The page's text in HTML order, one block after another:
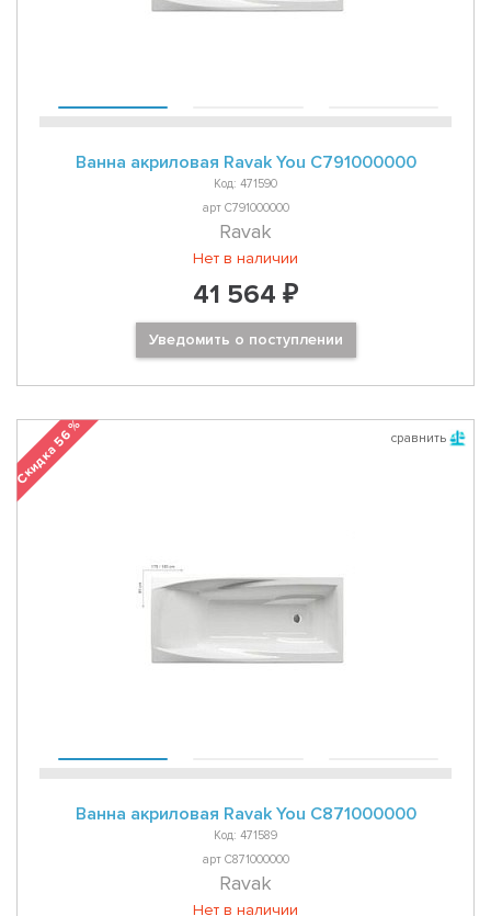
Ванна акриловая Ravak You C791000000
Код: 471590
арт C791000000
Ravak
Нет в наличии
41 564 ₽
Уведомить о поступлении
сравнить
Скидка 56 %
Ванна акриловая Ravak You C871000000
Код: 471589
арт C871000000
Ravak
Нет в наличии